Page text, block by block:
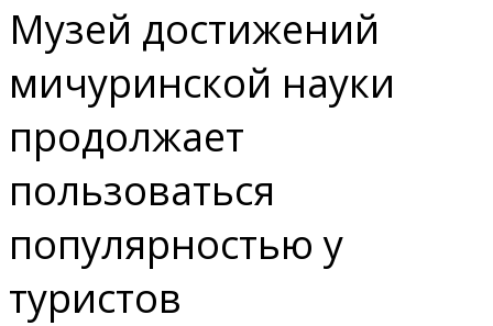
Музей достижений
мичуринской науки
продолжает
пользоваться
популярностью у
туристов